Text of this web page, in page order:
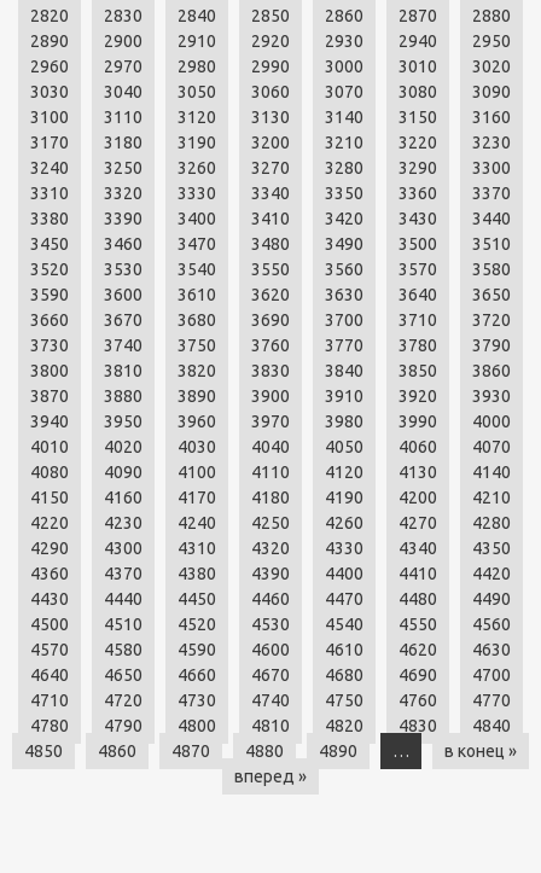
2820
2830 2840 2850 2860 2870
2880
2890
2900 2910 2920 2930 2940
2950
2960
2970 2980 2990 3000 3010
3020
3030
3040 3050 3060 3070 3080
3090
3100
3110 3120 3130 3140 3150
3160
3170
3180 3190 3200 3210 3220
3230
3240
3250 3260 3270 3280 3290
3300
3310
3320 3330 3340 3350 3360
3370
3380
3390 3400 3410 3420 3430
3440
3450
3460 3470 3480 3490 3500
3510
3520
3530 3540 3550 3560 3570
3580
3590
3600 3610 3620 3630 3640
3650
3660
3670 3680 3690 3700 3710
3720
3730
3740 3750 3760 3770 3780
3790
3800
3810 3820 3830 3840 3850
3860
3870
3880 3890 3900 3910 3920
3930
3940
3950 3960 3970 3980 3990
4000
4010
4020 4030 4040 4050 4060
4070
4080
4090 4100 4110 4120 4130
4140
4150
4160 4170 4180 4190 4200
4210
4220
4230 4240 4250 4260 4270
4280
4290
4300 4310 4320 4330 4340
4350
4360
4370 4380 4390 4400 4410
4420
4430
4440 4450 4460 4470 4480
4490
4500
4510 4520 4530 4540 4550
4560
4570
4580 4590 4600 4610 4620
4630
4640
4650 4660 4670 4680 4690
4700
4710
4720 4730 4740 4750 4760
4770
4780
4790 4800 4810 4820 4830
4840
4850
4860 4870 4880 4890 …
в конец »
вперед »